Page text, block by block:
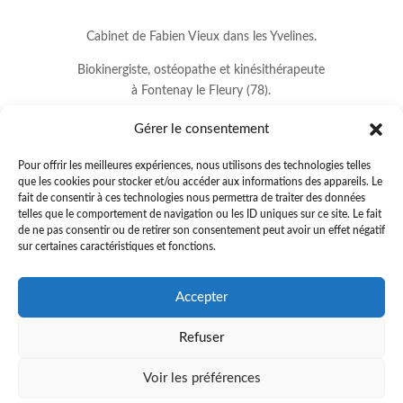
Gérer le consentement
Pour offrir les meilleures expériences, nous utilisons des technologies telles
que les cookies pour stocker et/ou accéder aux informations des appareils. Le
fait de consentir à ces technologies nous permettra de traiter des données
telles que le comportement de navigation ou les ID uniques sur ce site. Le fait
de ne pas consentir ou de retirer son consentement peut avoir un effet négatif
sur certaines caractéristiques et fonctions.
Accepter
Refuser
Voir les préférences
Cabinet de Fabien Vieux dans les Yvelines.
Biokinergiste, ostéopathe et kinésithérapeute
à Fontenay le Fleury (78).
78330 FONTENAY LE FLEURY
01.34.60.37.33